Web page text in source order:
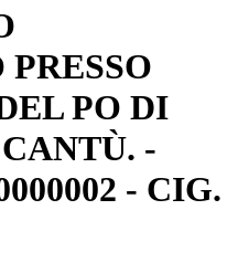
PO DI
-
- CIG.